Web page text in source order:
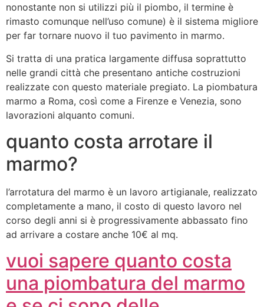
nonostante non si utilizzi più il piombo, il termine è
rimasto comunque nell’uso comune) è il sistema migliore
per far tornare nuovo il tuo pavimento in marmo.
Si tratta di una pratica largamente diffusa soprattutto
nelle grandi città che presentano antiche costruzioni
realizzate con questo materiale pregiato. La piombatura
marmo a Roma, così come a Firenze e Venezia, sono
lavorazioni alquanto comuni.
quanto costa arrotare il
marmo?
l’arrotatura del marmo è un lavoro artigianale, realizzato
completamente a mano, il costo di questo lavoro nel
corso degli anni si è progressivamente abbassato fino
ad arrivare a costare anche 10€ al mq.
vuoi sapere quanto costa
una piombatura del marmo